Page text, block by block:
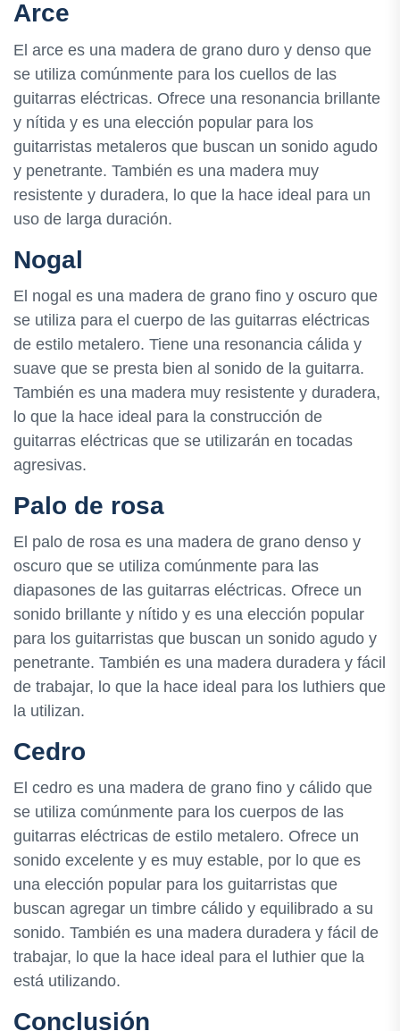
Arce
El arce es una madera de grano duro y denso que
se utiliza comúnmente para los cuellos de las
guitarras eléctricas. Ofrece una resonancia brillante
y nítida y es una elección popular para los
guitarristas metaleros que buscan un sonido agudo
y penetrante. También es una madera muy
resistente y duradera, lo que la hace ideal para un
uso de larga duración.
Nogal
El nogal es una madera de grano fino y oscuro que
se utiliza para el cuerpo de las guitarras eléctricas
de estilo metalero. Tiene una resonancia cálida y
suave que se presta bien al sonido de la guitarra.
También es una madera muy resistente y duradera,
lo que la hace ideal para la construcción de
guitarras eléctricas que se utilizarán en tocadas
agresivas.
Palo de rosa
El palo de rosa es una madera de grano denso y
oscuro que se utiliza comúnmente para las
diapasones de las guitarras eléctricas. Ofrece un
sonido brillante y nítido y es una elección popular
para los guitarristas que buscan un sonido agudo y
penetrante. También es una madera duradera y fácil
de trabajar, lo que la hace ideal para los luthiers que
la utilizan.
Cedro
El cedro es una madera de grano fino y cálido que
se utiliza comúnmente para los cuerpos de las
guitarras eléctricas de estilo metalero. Ofrece un
sonido excelente y es muy estable, por lo que es
una elección popular para los guitarristas que
buscan agregar un timbre cálido y equilibrado a su
sonido. También es una madera duradera y fácil de
trabajar, lo que la hace ideal para el luthier que la
está utilizando.
Conclusión